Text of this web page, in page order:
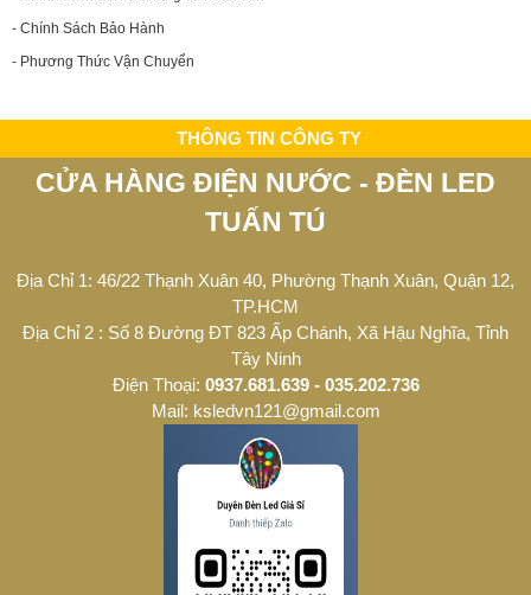
- Chính Sách Bảo Hành
- Phương Thức Vận Chuyển
THÔNG TIN CÔNG TY
CỬA HÀNG ĐIỆN NƯỚC - ĐÈN LED
TUẤN TÚ
Địa Chỉ 1: 46/22 Thạnh Xuân 40, Phường Thạnh Xuân, Quận 12,
TP.HCM
Địa Chỉ 2 : Số 8 Đường ĐT 823 Ấp Chánh, Xã Hậu Nghĩa, Tỉnh
Tây Ninh
Điện Thoại: 0937.681.639 - 035.202.736
Mail: ksledvn121@gmail.com